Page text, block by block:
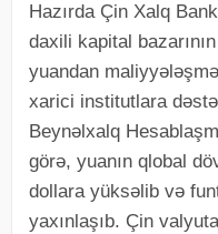
Hazırda Çin Xalq
daxili kapital
yuandan
xarici institutlara
Beynəlxalq
görə, yuanın qlobal
dollara yüksəlib və
yaxınlaşıb. Çin